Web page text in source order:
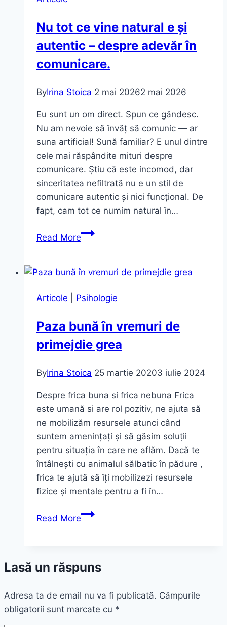
Nu tot ce vine natural e și
autentic – despre adevăr în
comunicare.
ByIrina Stoica 2 mai 20262 mai 2026
Eu sunt un om direct. Spun ce gândesc.
Nu am nevoie să învăț să comunic — ar
suna artificial! Sună familiar? E unul dintre
cele mai răspândite mituri despre
comunicare. Știu că este incomod, dar
sinceritatea nefiltrată nu e un stil de
comunicare autentic și nici funcțional. De
fapt, cam tot ce numim natural în…
Read MoreNu
vine
e
autentic
–
adevăr
comunicare.
Articole Psihologie
Paza bună în vremuri de
primejdie grea
ByIrina Stoica 25 martie 20203 iulie 2024
Despre frica buna si frica nebuna Frica
este umană si are rol pozitiv, ne ajuta să
ne mobilizăm resursele atunci când
suntem amenințați și să găsim soluții
pentru situația în care ne aflăm. Dacă te
întâlnești cu animalul sălbatic în pădure ,
frica te ajută să îți mobilizezi resursele
fizice și mentale pentru a fi în…
Read MorePaza
de
grea
Lasă un răspuns
Adresa ta de email nu va fi publicată. Câmpurile
obligatorii sunt marcate cu *